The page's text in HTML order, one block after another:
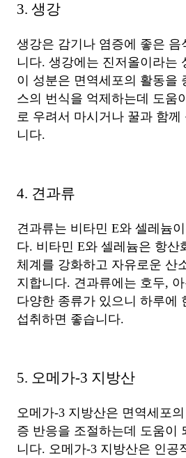
3. 생강
생강은 감기나 염증에 좋은 음
니다. 생강에는 진저올이라는
이 성분은 면역세포의 활동을
스의 번식을 억제하는데 도움
로 우려서 마시거나 꿀과 함께
니다.
4. 견과류
견과류는 비타민 E와 셀레늄
다. 비타민 E와 셀레늄은 항산
체계를 강화하고 자유로운 산
지합니다. 견과류에는 호두,
다양한 종류가 있으니 하루에
섭취하면 좋습니다.
5. 오메가-3 지방산
오메가-3 지방산은 면역세포
증 반응을 조절하는데 도움이
니다. 오메가-3 지방산은 인공